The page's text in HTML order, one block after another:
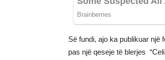
Së fundi, ajo ka publikuar një
pas një qeseje të blerjes